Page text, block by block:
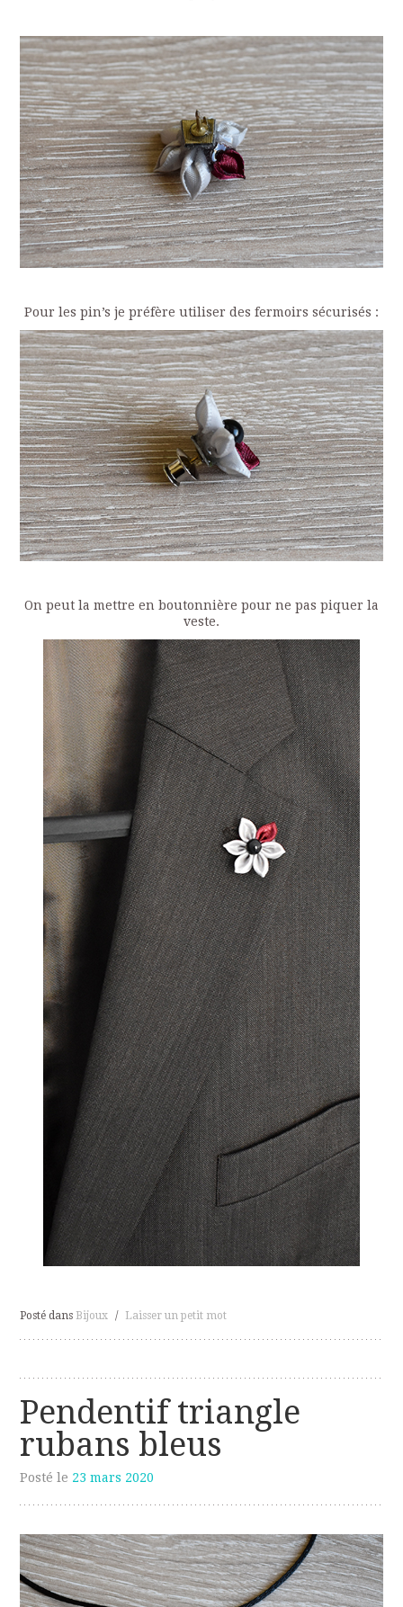
Pour les pin’s je préfère utiliser des fermoirs sécurisés :
On peut la mettre en boutonnière pour ne pas piquer la
veste.
Posté dans Bijoux / Laisser un petit mot
Pendentif triangle
rubans bleus
Posté le 23 mars 2020